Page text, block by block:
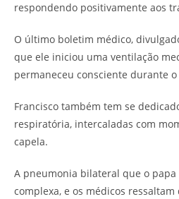
respondendo positivamente aos
O último boletim médico,
que ele iniciou uma ventilação
permaneceu consciente durante o
Francisco também tem se
respiratória, intercaladas com
capela.
A pneumonia bilateral que o
complexa, e os médicos